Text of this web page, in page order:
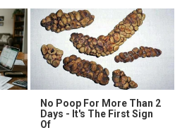
No Poop For More Than 2
Days - It's The First Sign
Of